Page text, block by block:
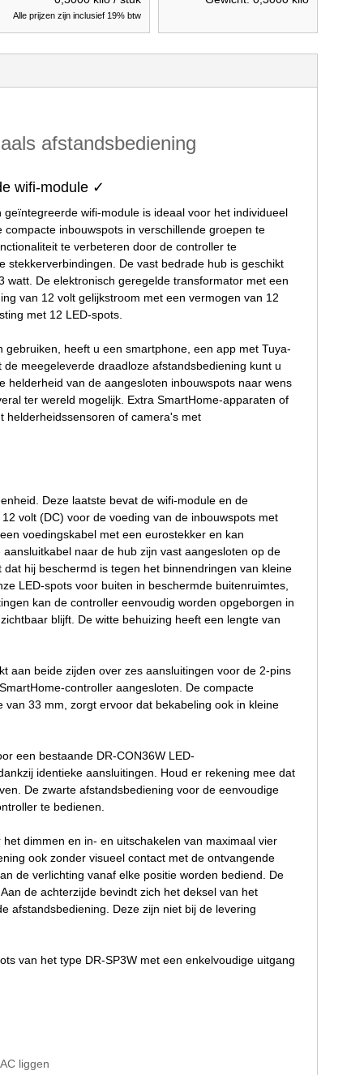
Alle prijzen zijn inclusief 19% btw
afstandsbediening
wifi-module ✓
wifi-module is ideaal voor het individueel
inbouwspots in verschillende groepen te
te verbeteren door de controller te
stekkerverbindingen. De vast bedrade hub is geschikt
De elektronisch geregelde transformator met een
van 12 volt gelijkstroom met een vermogen van 12
met 12 LED-spots.
heeft u een smartphone, een app met Tuya-
meegeleverde draadloze afstandsbediening kunt u
helderheid van de aangesloten inbouwspots naar wens
ter wereld mogelijk. Extra SmartHome-apparaten of
helderheidssensoren of camera's met
Deze laatste bevat de wifi-module en de
volt (DC) voor de voeding van de inbouwspots met
voedingskabel met een eurostekker en kan
naar de hub zijn vast aangesloten op de
hij beschermd is tegen het binnendringen van kleine
LED-spots voor buiten in beschermde buitenruimtes,
kan de controller eenvoudig worden opgeborgen in
blijft. De witte behuizing heeft een lengte van
aan beide zijden over zes aansluitingen voor de 2-pins
controller aangesloten. De compacte
33 mm, zorgt ervoor dat bekabeling ook in kleine
een bestaande DR-CON36W LED-
identieke aansluitingen. Houd er rekening mee dat
De zwarte afstandsbediening voor de eenvoudige
te bedienen.
dimmen en in- en uitschakelen van maximaal vier
ook zonder visueel contact met de ontvangende
de verlichting vanaf elke positie worden bediend. De
de achterzijde bevindt zich het deksel van het
afstandsbediening. Deze zijn niet bij de levering
van het type DR-SP3W met een enkelvoudige uitgang
liggen